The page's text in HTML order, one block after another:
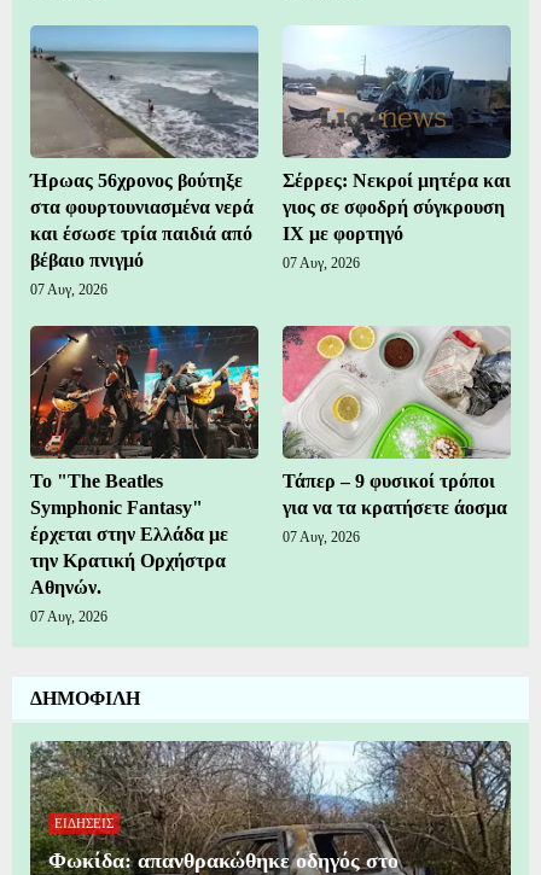
Ήρωας 56χρονος βούτηξε
στα φουρτουνιασμένα νερά
και έσωσε τρία παιδιά από
βέβαιο πνιγμό
07 Αυγ, 2026
Σέρρες: Νεκροί μητέρα και
γιος σε σφοδρή σύγκρουση
ΙΧ με φορτηγό
07 Αυγ, 2026
Το "The Beatles
Symphonic Fantasy"
έρχεται στην Ελλάδα με
την Κρατική Ορχήστρα
Αθηνών.
07 Αυγ, 2026
Τάπερ – 9 φυσικοί τρόποι
για να τα κρατήσετε άοσμα
07 Αυγ, 2026
ΔΗΜΟΦΙΛΗ
ΕΙΔΗΣΕΙΣ
Φωκίδα: απανθρακώθηκε οδηγός στο